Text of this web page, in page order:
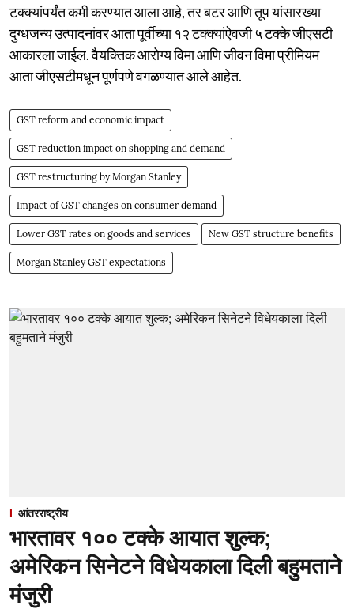
टक्क्यांपर्यंत कमी करण्यात आला आहे, तर बटर आणि तूप यांसारख्या
दुग्धजन्य उत्पादनांवर आता पूर्वीच्या १२ टक्क्यांऐवजी ५ टक्के जीएसटी
आकारला जाईल. वैयक्तिक आरोग्य विमा आणि जीवन विमा प्रीमियम
आता जीएसटीमधून पूर्णपणे वगळण्यात आले आहेत.
GST reform and economic impact
GST reduction impact on shopping and demand
GST restructuring by Morgan Stanley
Impact of GST changes on consumer demand
Lower GST rates on goods and services New GST structure benefits
Morgan Stanley GST expectations
आंतरराष्ट्रीय
भारतावर १०० टक्के आयात शुल्क;
अमेरिकन सिनेटने विधेयकाला दिली बहुमताने
मंजुरी